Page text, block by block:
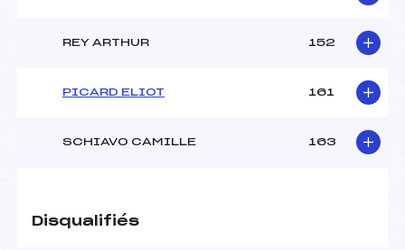
REY ARTHUR 152
PICARD ELIOT 161
SCHIAVO CAMILLE 163
Disqualifiés